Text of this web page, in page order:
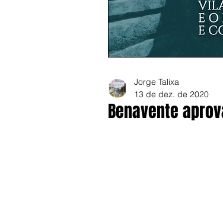
Benavente
Jorge Talixa
13 de dez. de 2020